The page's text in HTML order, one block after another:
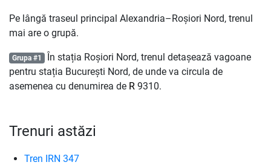
Pe lângă traseul principal Alexandria–Roșiori Nord, trenul
mai are o grupă.
Grupa #1 În stația Roșiori Nord, trenul detașează vagoane
pentru stația București Nord, de unde va circula de
asemenea cu denumirea de R 9310.
Trenuri astăzi
Tren IRN 347